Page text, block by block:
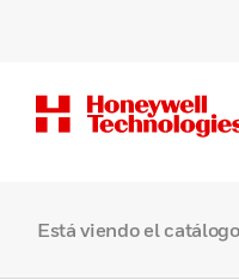
Está viendo el